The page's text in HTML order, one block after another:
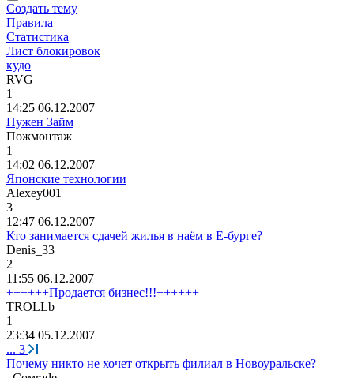
Создать тему
Правила
Статистика
Лист блокировок
кудо
RVG
1
14:25 06.12.2007
Нужен Займ
Пожмонтаж
1
14:02 06.12.2007
Японские технологии
Alexey001
3
12:47 06.12.2007
Кто занимается сдачей жилья в наём в Е-бурге?
Denis_33
2
11:55 06.12.2007
++++++Продается бизнес!!!++++++
TROLLb
1
23:34 05.12.2007
... 3
Почему никто не хочет открыть филиал в Новоуральске?